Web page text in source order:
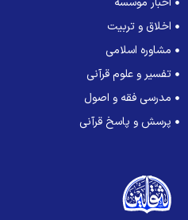
اخلاق و تربیت
مشاوره اسلامی
تفسیر و علوم قرآنی
مدرسی فقه و اصول
پرسش و پاسخ قرآنی